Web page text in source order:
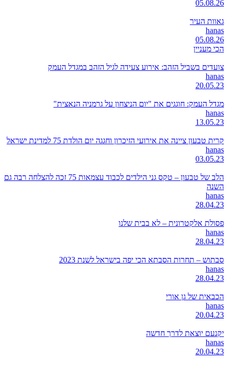
05.08.26
גאוות העיר
hanas
05.08.26
הכי מעניין
צועדים בשביל הזהב: אירוע צעידה לגיל הזהב במגדל העמק
hanas
20.05.23
מגדל העמק: חוגגים את "יום הניצחון על גרמניה הנאצית"
hanas
13.05.23
קרית טבעון ציינה את אירועי הזיכרון וחגגה יום הולדת 75 למדינת ישראל
hanas
03.05.23
הלב של טבעון – טקס גני הילדים לכבוד עצמאות 75 זכה להצלחה רבה גם
השנה
hanas
28.04.23
פסולת אלקטרונית – לא בבית שלנו
hanas
28.04.23
סבתוש – תחרות הסבתא הכי יפה בישראל לשנת 2023
hanas
28.04.23
הכבאית של גן אורי
hanas
20.04.23
יקנעם יוצאת לדרך חדשה
hanas
20.04.23